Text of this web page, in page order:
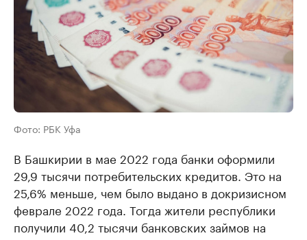
Фото: РБК Уфа
В Башкирии в мае 2022 года банки оформили
29,9 тысячи потребительских кредитов. Это на
25,6% меньше, чем было выдано в докризисном
феврале 2022 года. Тогда жители республики
получили 40,2 тысячи банковских займов на